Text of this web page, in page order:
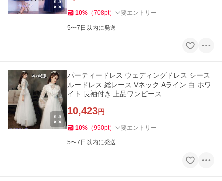
10% （708pt） 要エントリー
5〜7日以内に発送
パーティードレス ウェディングドレス シース
ルードレス 総レース Vネック Aライン 白 ホワ
イト 長袖付き 上品ワンピース
10,423円
10% （950pt） 要エントリー
5〜7日以内に発送